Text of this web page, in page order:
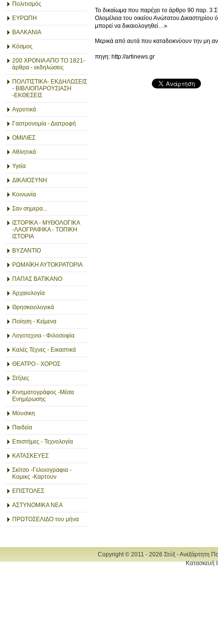
Πολιτισμός
ΕΥΡΩΠΗ
ΒΑΛΚΑΝΙΑ
Κόσμος
200 ΧΡΟΝΙΑ ΑΠΟ ΤΟ 1821-
άρθρα - εκδηλώσεις
ΠΟΛΙΤΙΣΤΙΚΑ- ΕΚΔΗΛΩΣΕΙΣ
- ΒΙΒΛΙΟΠΑΡΟΥΣΙΑΣΗ
-ΕΚΘΕΣΕΙΣ
Αγροτικά
Γαστρονομία - Διατροφή
ΟΜΙΛΙΕΣ
Αθλητικά
Υγεία
ΔΙΚΑΙΟΣΥΝΗ
Κοινωνία
Σαν σημερα...
ΙΣΤΟΡΙΚΑ - ΜΥΘΟΛΟΓΙΚΑ
-ΛΑΟΓΡΑΦΙΚΑ - ΤΟΠΙΚΗ
ΙΣΤΟΡΙΑ
ΒΥΖΑΝΤΙΟ
ΡΩΜΑΪΚΗ ΑΥΤΟΚΡΑΤΟΡΙΑ
ΠΑΠΑΣ ΒΑΤΙΚΑΝΟ
Αρχαιολογία
Θρησκειολογικά
Ποίηση - Κείμενα
Λογοτεχνια - Φιλοσοφία
Καλές Τέχνες - Εικαστικά
ΘΕΑΤΡΟ - ΧΟΡΟΣ
Στήλες
Κινηματογράφος -Μέσα
Ενημέρωσης
Μουσικη
Παιδεία
Επιστήμες - Τεχνολογία
ΚΑΤΑΣΚΕΥΕΣ
Σκίτσο -Γελοιογραφια -
Κομικς -Καρτουν
ΕΠΙΣΤΟΛΕΣ
ΑΣΤΥΝΟΜΙΚΑ ΝΕΑ
ΠΡΩΤΟΣΕΛΙΔΟ του μήνα
Το δικαίωμα που παρέχει το άρθρο 90 παρ. 3
Ολομέλεια του οικείου Ανώτατου Δικαστηρίου
μπορεί να δικαιολογηθεί…»
Μερικά από αυτά που καταδεικνύουν την μη
πηγη: http://artinews.gr
Copyright © 2011 - 2026 Στύξ - Ανεξάρτητη
Κατασκευή